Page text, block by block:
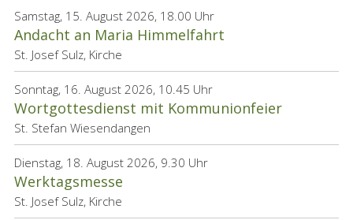
Samstag, 15. August 2026, 18.00 Uhr
Andacht an Maria Himmelfahrt
St. Josef Sulz, Kirche
Sonntag, 16. August 2026, 10.45 Uhr
Wortgottesdienst mit Kommunionfeier
St. Stefan Wiesendangen
Dienstag, 18. August 2026, 9.30 Uhr
Werktagsmesse
St. Josef Sulz, Kirche